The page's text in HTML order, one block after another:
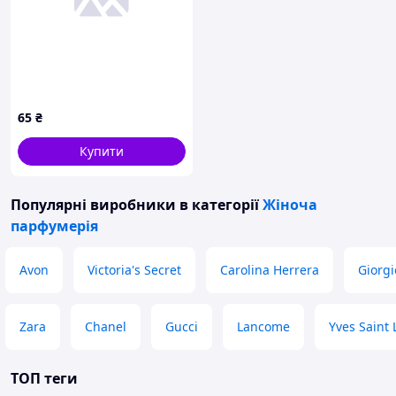
65 ₴
Купити
Популярні виробники в категоріїЖіноча
парфумерія
Avon Victoria's Secret Carolina Herrera
Zara Chanel Gucci Lancome Yves Saint
ТОП теги